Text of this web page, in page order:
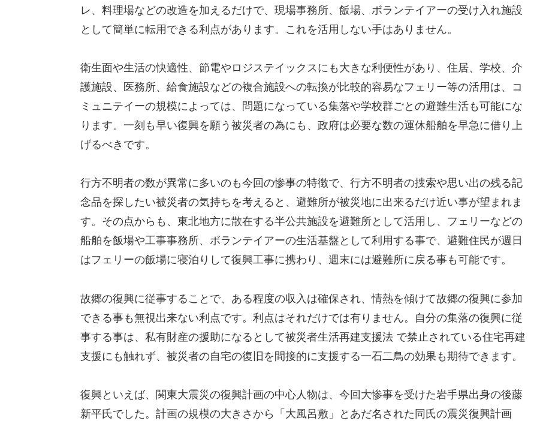
レ、料理場などの改造を加えるだけで、現場事務所、飯場、ボランテイアーの受け入れ施設
として簡単に転用できる利点があります。これを活用しない手はありません。
衛生面や生活の快適性、節電やロジステイックスにも大きな利便性があり、住居、学校、介
護施設、医務所、給食施設などの複合施設への転換が比較的容易なフェリー等の活用は、コ
ミュニテイーの規模によっては、問題になっている集落や学校群ごとの避難生活も可能にな
ります。一刻も早い復興を願う被災者の為にも、政府は必要な数の運休船舶を早急に借り上
げるべきです。
行方不明者の数が異常に多いのも今回の惨事の特徴で、行方不明者の捜索や思い出の残る記
念品を探したい被災者の気持ちを考えると、避難所が被災地に出来るだけ近い事が望まれま
す。その点からも、東北地方に散在する半公共施設を避難所として活用し、フェリーなどの
船舶を飯場や工事事務所、ボランテイアーの生活基盤として利用する事で、避難住民が週日
はフェリーの飯場に寝泊りして復興工事に携わり、週末には避難所に戻る事も可能です。
故郷の復興に従事することで、ある程度の収入は確保され、情熱を傾けて故郷の復興に参加
できる事も無視出来ない利点です。利点はそれだけでは有りません。自分の集落の復興に従
事する事は、私有財産の援助になるとして被災者生活再建支援法 で禁止されている住宅再建
支援にも触れず、被災者の自宅の復旧を間接的に支援する一石二鳥の効果も期待できます。
復興といえば、関東大震災の復興計画の中心人物は、今回大惨事を受けた岩手県出身の後藤
新平氏でした。計画の規模の大きさから「大風呂敷」とあだ名された同氏の震災復興計画